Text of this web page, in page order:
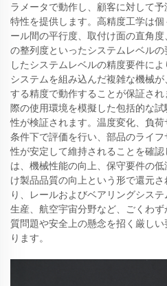
ラメータで動作し、顧客に対して
特性を提供します。高精度工学は
ール間の平行度、取付け面の直角
の整列度といったシステムレベル
したシステムレベルの精度要件に
システムを組み込んだ複雑な機械
する精度で動作することが保証さ
際の使用環境を模擬した包括的な
性が検証されます。温度変化、負
条件下で評価を行い、部品のライ
性が安定して維持されることを確
は、機械性能の向上、保守要件の
け製品品質の向上という形で還元
り、レールおよびベアリングシス
生産、航空宇宙分野など、ごくわ
質問題や安全上の懸念を招く厳し
ります。